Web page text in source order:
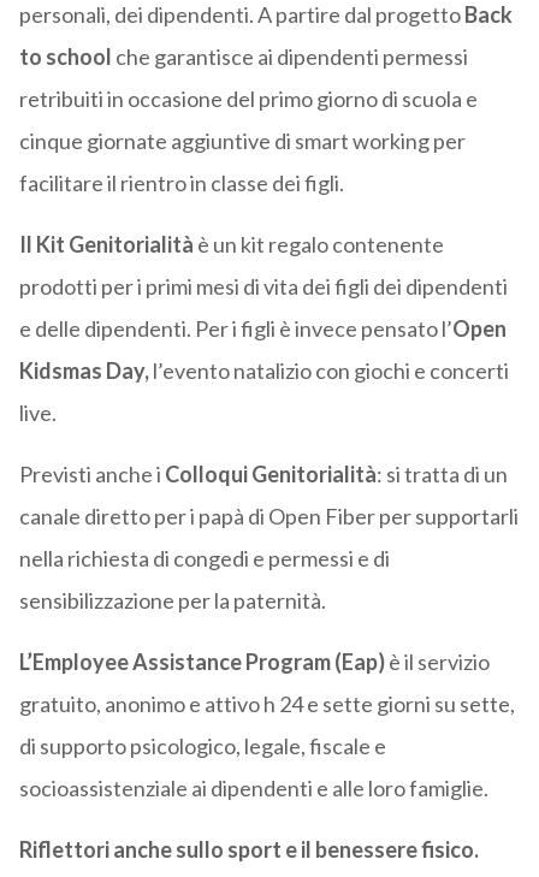
personali, dei dipendenti. A partire dal progettoBack
to school che garantisce ai dipendenti permessi
retribuiti in occasione del primo giorno di scuola e
cinque giornate aggiuntive di smart working per
facilitare il rientro in classe dei figli.
Il Kit Genitorialità è un kit regalo contenente
prodotti per i primi mesi di vita dei figli dei dipendenti
e delle dipendenti. Per i figli è invece pensato l’Open
Kidsmas Day,l’evento natalizio con giochi e concerti
live.
Previsti anche i Colloqui Genitorialità: si tratta di un
canale diretto per i papà di Open Fiber per supportarli
nella richiesta di congedi e permessi e di
sensibilizzazione per la paternità.
L’Employee Assistance Program (Eap)è il servizio
gratuito, anonimo e attivo h 24 e sette giorni su sette,
di supporto psicologico, legale, fiscale e
socioassistenziale ai dipendenti e alle loro famiglie.
Riflettori anche sullo sport e il benessere fisico.